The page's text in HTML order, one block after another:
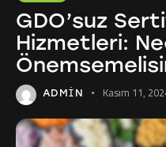
GDO’suz
Hizmetleri:
ADMIN Kasım 11,